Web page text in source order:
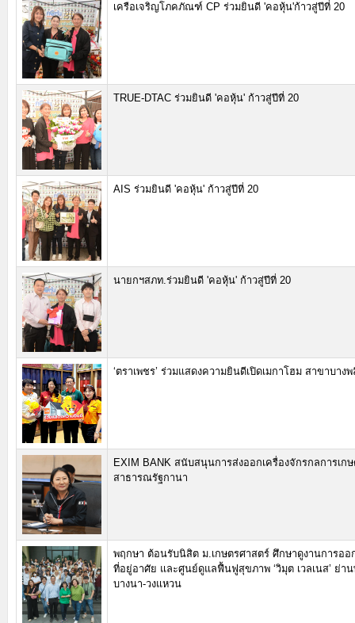
เครือเจริญโภคภัณฑ์ CP ร่วมยินดี 'คอหุ้น'ก้าวสู่ปีที่ 20
TRUE-DTAC ร่วมยินดี 'คอหุ้น' ก้าวสู่ปีที่ 20
AIS ร่วมยินดี 'คอหุ้น' ก้าวสู่ปีที่ 20
นายกฯสภท.ร่วมยินดี 'คอหุ้น' ก้าวสู่ปีที่ 20
‘ตราเพชร’ ร่วมแสดงความยินดีเปิดเมกาโฮม สาขาบางพ
EXIM BANK สนับสนุนการส่งออกเครื่องจักรกลการเก
สาธารณรัฐกานา
พฤกษา ต้อนรับนิสิต ม.เกษตรศาสตร์ ศึกษาดูงานการออ
ที่อยู่อาศัย และศูนย์ดูแลฟื้นฟูสุขภาพ ‘วิมุต เวลเนส’ ย่า
บางนา-วงแหวน